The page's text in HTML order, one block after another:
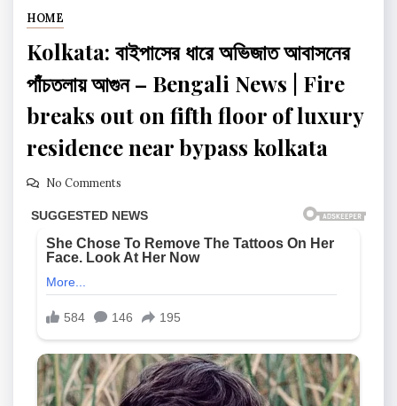
HOME
Kolkata: বাইপাসের ধারে অভিজাত আবাসনের
পাঁচতলায় আগুন – Bengali News | Fire
breaks out on fifth floor of luxury
residence near bypass kolkata
No Comments